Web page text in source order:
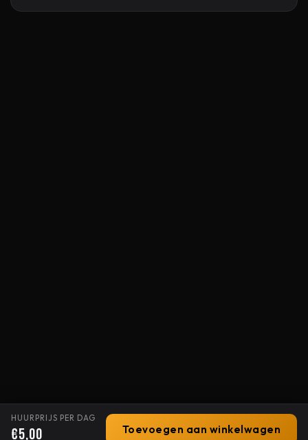
HUURPRIJS PER DAG
€5,00 Toevoegen aan winkelwagen